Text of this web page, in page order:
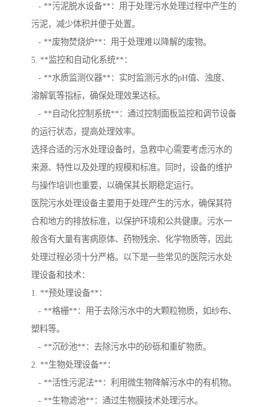
- **污泥脱水设备**：用于处理污水处理过程中产生的
污泥，减少体积并便于处置。
- **废物焚烧炉**：用于处理难以降解的废物。
5. **监控和自动化系统**：
- **水质监测仪器**：实时监测污水的pH值、浊度、
溶解氧等指标，确保处理效果达标。
- **自动化控制系统**：通过控制面板监控和调节设备
的运行状态，提高处理效率。
选择合适的污水处理设备时，急救中心需要考虑污水的
来源、特性以及处理的规模和标准。同时，设备的维护
与操作培训也重要，以确保其长期稳定运行。
医院污水处理设备主要用于处理产生的污水，确保其符
合和地方的排放标准，以保护环境和公共健康。污水一
般含有大量有害病原体、药物残余、化学物质等，因此
处理过程必须十分严格。以下是一些常见的医院污水处
理设备和技术：
1. **预处理设备**：
- **格栅**：用于去除污水中的大颗粒物质，如纱布、
塑料等。
- **沉砂池**：去除污水中的砂砾和重矿物质。
2. **生物处理设备**：
- **活性污泥法**：利用微生物降解污水中的有机物。
- **生物滤池**：通过生物膜技术处理污水。